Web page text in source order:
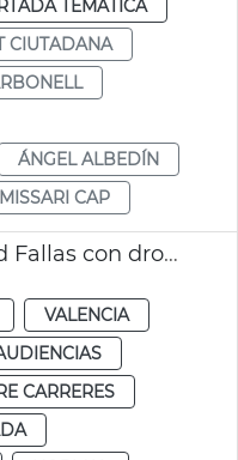
TEMÁTICA
CIUTADANA
ÁNGEL ALBEDÍN
CAP
PLV refuerzo seguridad Fallas con drones
VALENCIA
CARRERES